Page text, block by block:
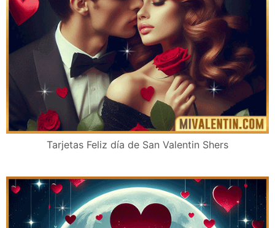
Tarjetas Feliz día de San Valentin Shers